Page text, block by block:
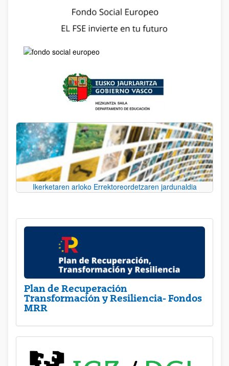
Ikerketaren arloko Errektoreordetzaren jardunaldia
Plan de Recuperación
Transformación y Resiliencia- Fondos
MRR